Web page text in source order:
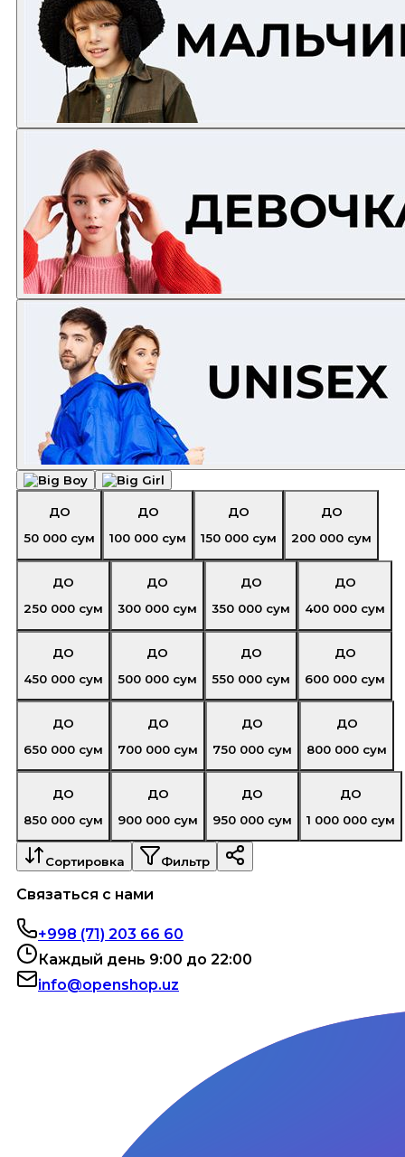
ДО
50 000 сум
ДО
100 000 сум
ДО
150 000 сум
ДО
200 000 сум
ДО
250 000 сум
ДО
300 000 сум
ДО
350 000 сум
ДО
400 000 сум
ДО
450 000 сум
ДО
500 000 сум
ДО
550 000 сум
ДО
600 000 сум
ДО
650 000 сум
ДО
700 000 сум
ДО
750 000 сум
ДО
800 000 сум
ДО
850 000 сум
ДО
900 000 сум
ДО
950 000 сум
ДО
1 000 000 сум
Сортировка Фильтр
Связаться с нами
+998 (71) 203 66 60
Каждый день 9:00 до 22:00
info@openshop.uz